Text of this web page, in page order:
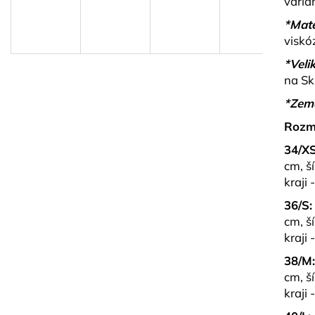
na
34/
cm,
kraji
36/S:
cm,
kraji
38/M:
cm,
kraji
SPORTOVNÍ